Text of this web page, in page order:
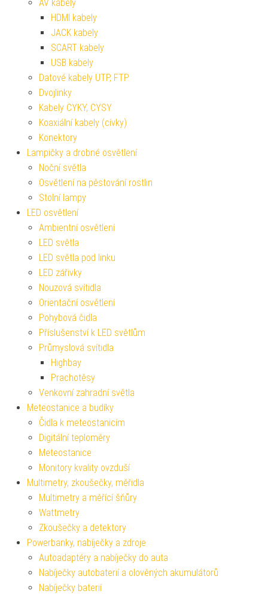
AV kabely
HDMI kabely
JACK kabely
SCART kabely
USB kabely
Datové kabely UTP, FTP
Dvojlinky
Kabely CYKY, CYSY
Koaxiální kabely (cívky)
Konektory
Lampičky a drobné osvětlení
Noční světla
Osvětlení na pěstování rostlin
Stolní lampy
LED osvětlení
Ambientní osvětlení
LED světla
LED světla pod linku
LED zářivky
Nouzová svítidla
Orientační osvětlení
Pohybová čidla
Příslušenství k LED světlům
Průmyslová svítidla
Highbay
Prachotěsy
Venkovní zahradní světla
Meteostanice a budíky
Čidla k meteostanicím
Digitální teploměry
Meteostanice
Monitory kvality ovzduší
Multimetry, zkoušečky, měřidla
Multimetry a měřící šňůry
Wattmetry
Zkoušečky a detektory
Powerbanky, nabíječky a zdroje
Autoadaptéry a nabíječky do auta
Nabíječky autobaterií a olověných akumulátorů
Nabíječky baterií